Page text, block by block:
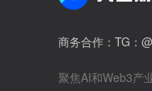
商务合作 ：TG：
聚焦AI和Web3产